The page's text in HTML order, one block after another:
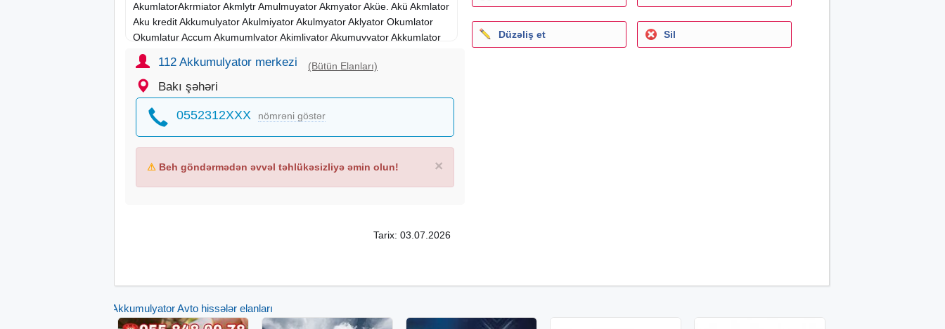
AkumlatorAkrmiator Akmlytr Amulmuyator Akmyator Aküe. Akü Akmlator
Aku kredit Akkumulyator Akulmiyator Akulmyator Aklyator Okumlator
Okumlatur Accum Akumumlyator Akimliyator Akumuyyator Akkumlator
Akmulyator Akmiyatir Akmyatrakkumulyator akumulyator akkumulator
akumulator akumlyator akkumlyator batareya аккумулятор аккум varta
mutlu inciaku inci aku inciakü inci akü rovel varto platin yigitakü yigitaku
yigit aku yigit akü
12v 45 ah 12v 50 ah 12 v 60ah 12v 70ah 12v 75ah 12v 77ah 12v 80ah
12v 90ah 12v95ah 12v 95 ah 12v 100ah 12v 105ah #akkumulyator
#24saatakkumulyator #akkumulyatorxidmeti #akmulyatorsatisi
#akkumulyatorxidmeti
112 Akkumulyator merkezi (Bütün Elanları)
Bakı şəhəri
0552312XXX nömrəni göstər
×
⚠ Beh göndərmədən əvvəl təhlükəsizliyə əmin olun!
Tarix: 03.07.2026
Düzəliş et Sil
Akkumulyator Avto hissələr elanları